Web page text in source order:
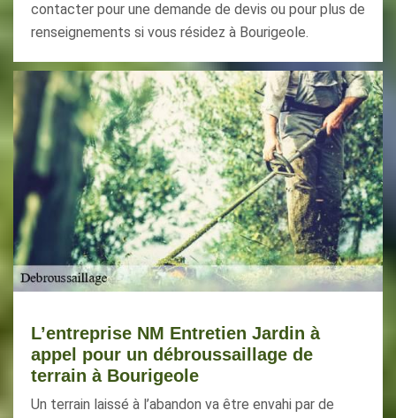
contacter pour une demande de devis ou pour plus de
renseignements si vous résidez à Bourigeole.
L’entreprise NM Entretien Jardin à
appel pour un débroussaillage de
terrain à Bourigeole
Un terrain laissé à l’abandon va être envahi par de